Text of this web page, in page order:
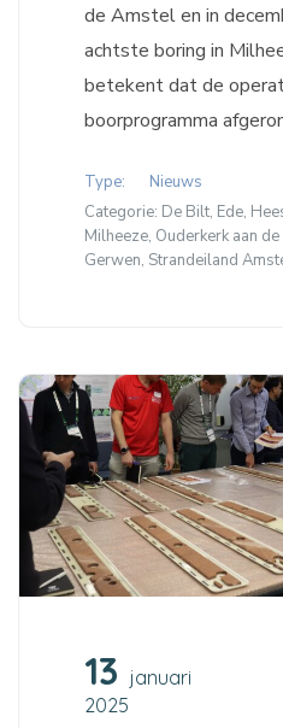
de Amstel en in
achtste boring in
betekent dat de
boorprogramma
Type:
Nieuws
Categorie: De Bilt, Ede,
Milheeze, Ouderkerk aan
Gerwen, Strandeiland
13 januari
2025